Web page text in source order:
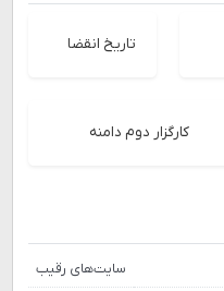
تاریخ انقضا
کارگزار دوم دامنه
سایت‌های رقیب